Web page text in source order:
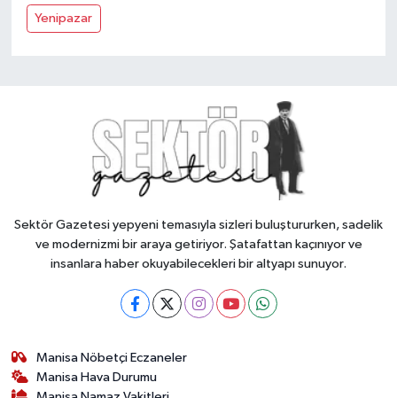
Yenipazar
Sektör Gazetesi yepyeni temasıyla sizleri buluştururken, sadelik
ve modernizmi bir araya getiriyor. Şatafattan kaçınıyor ve
insanlara haber okuyabilecekleri bir altyapı sunuyor.
Manisa Nöbetçi Eczaneler
Manisa Hava Durumu